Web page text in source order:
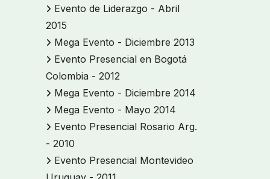
Evento de Liderazgo - Abril
2015
Mega Evento - Diciembre 2013
Evento Presencial en Bogotá
Colombia - 2012
Mega Evento - Diciembre 2014
Mega Evento - Mayo 2014
Evento Presencial Rosario Arg.
- 2010
Evento Presencial Montevideo